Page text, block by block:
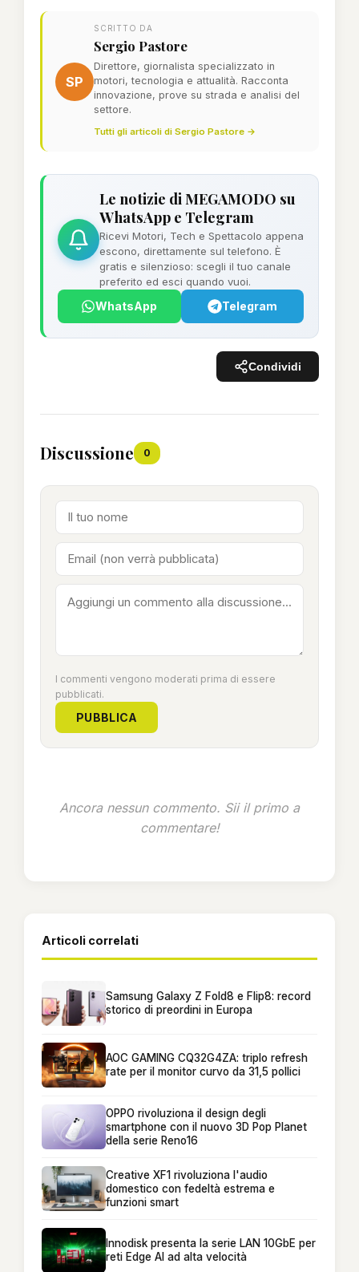
SP
SCRITTO DA
Sergio Pastore
Direttore, giornalista specializzato in
motori, tecnologia e attualità. Racconta
innovazione, prove su strada e analisi del
settore.
Tutti gli articoli di Sergio Pastore →
Le notizie di MEGAMODO su
WhatsApp e Telegram
Ricevi Motori, Tech e Spettacolo appena
escono, direttamente sul telefono. È
gratis e silenzioso: scegli il tuo canale
preferito ed esci quando vuoi.
WhatsApp Telegram
Condividi
Discussione 0
I commenti vengono moderati prima di essere
pubblicati.
PUBBLICA
Ancora nessun commento. Sii il primo a
commentare!
Articoli correlati
Samsung Galaxy Z Fold8 e Flip8: record
storico di preordini in Europa
AOC GAMING CQ32G4ZA: triplo refresh
rate per il monitor curvo da 31,5 pollici
OPPO rivoluziona il design degli
smartphone con il nuovo 3D Pop Planet
della serie Reno16
Creative XF1 rivoluziona l'audio
domestico con fedeltà estrema e
funzioni smart
Innodisk presenta la serie LAN 10GbE per
reti Edge AI ad alta velocità